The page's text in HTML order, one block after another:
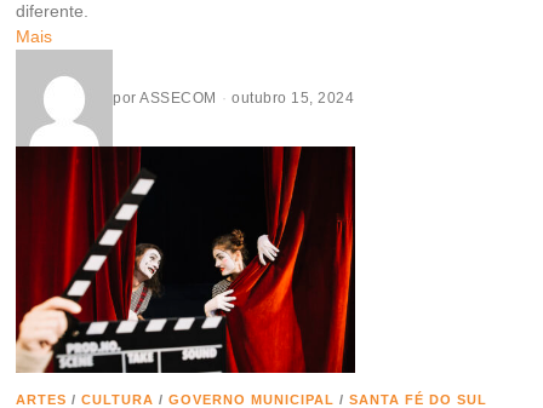
diferente.
Mais
porASSECOM outubro 15, 2024
ARTES / CULTURA / GOVERNO MUNICIPAL / SANTA FÉ DO SUL